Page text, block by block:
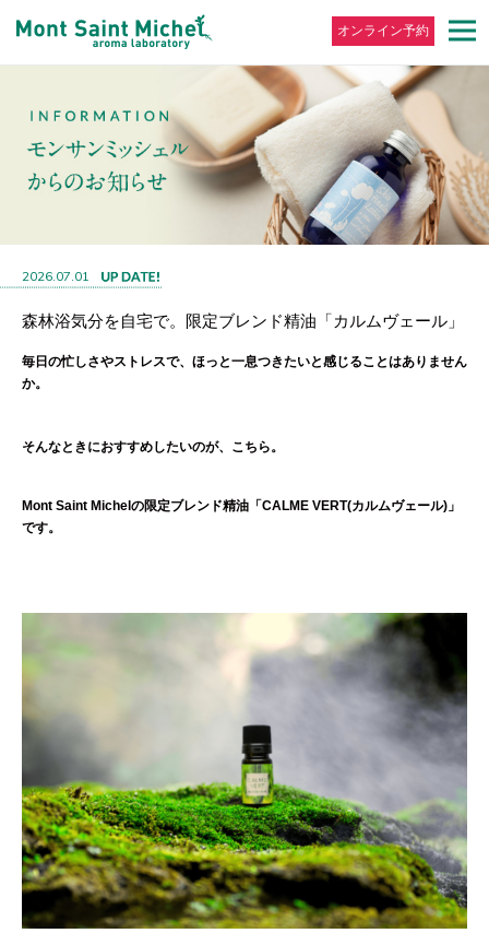
オンライン予約
2026.07.01
森林浴気分を自宅で。限定ブレンド精油「カルムヴェール」
毎日の忙しさやストレスで、ほっと一息つきたいと感じることはありません
か。
そんなときにおすすめしたいのが、こちら。
Mont Saint Michelの限定ブレンド精油「CALME VERT(カルムヴェール)」
です。